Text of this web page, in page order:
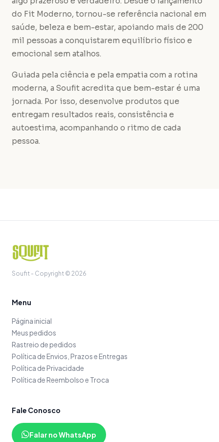
do Fit Moderno, tornou-se referência nacional em
saúde, beleza e bem-estar, apoiando mais de 200
mil pessoas a conquistarem equilíbrio físico e
emocional sem atalhos.
Guiada pela ciência e pela empatia com a rotina
moderna, a Soufit acredita que bem-estar é uma
jornada. Por isso, desenvolve produtos que
entregam resultados reais, consistência e
autoestima, acompanhando o ritmo de cada
pessoa.
Soufit - Copyright © 2026
Menu
Página inicial
Meus pedidos
Rastreio de pedidos
Política de Envios, Prazos e Entregas
Política de Privacidade
Política de Reembolso e Troca
Fale Conosco
Falar no WhatsApp